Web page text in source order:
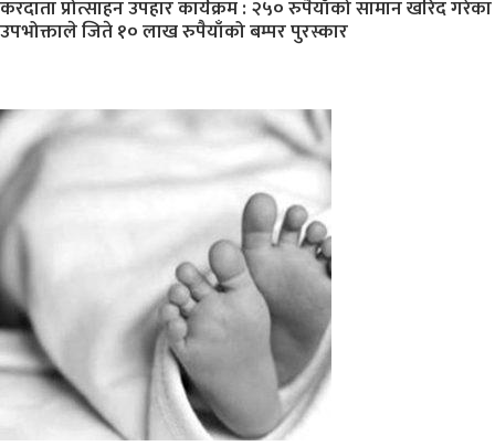
करदाता प्रोत्साहन उपहार कार्यक्रम : २५० रुपैयाँको सामान खरिद गरेका
उपभोक्ताले जिते १० लाख रुपैयाँको बम्पर पुरस्कार